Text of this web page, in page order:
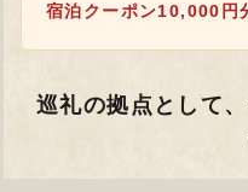
宿泊クーポン10,000円
巡礼の拠点として